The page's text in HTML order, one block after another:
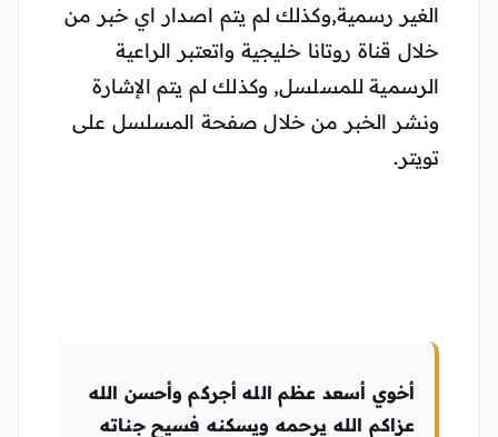
الغير رسمية,وكذلك لم يتم اصدار اي خبر من
خلال قناة روتانا خليجية واتعتبر الراعية
الرسمية للمسلسل, وكذلك لم يتم الإشارة
ونشر الخبر من خلال صفحة المسلسل على
تويتر.
أخوي أسعد عظم الله أجركم وأحسن الله
عزاكم الله يرحمه ويسكنه فسيح جناته